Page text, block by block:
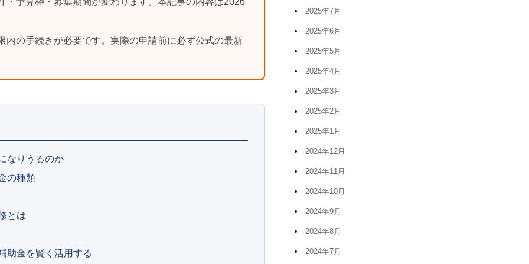
2025年7月
2025年6月
2025年5月
2025年4月
2025年3月
2025年2月
2025年1月
2024年12月
2024年11月
2024年10月
2024年9月
2024年8月
2024年7月
内の手続きが必要です。実際の申請前に必ず公式の最新
なりうるのか
の種類
とは
助金を賢く活用する